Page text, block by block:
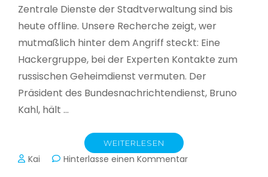
Zentrale Dienste der Stadtverwaltung sind bis
heute offline. Unsere Recherche zeigt, wer
mutmaßlich hinter dem Angriff steckt: Eine
Hackergruppe, bei der Experten Kontakte zum
russischen Geheimdienst vermuten. Der
Präsident des Bundesnachrichtendienst, Bruno
Kahl, hält …
WEITERLESEN
Kai Hinterlasse einen Kommentarzu